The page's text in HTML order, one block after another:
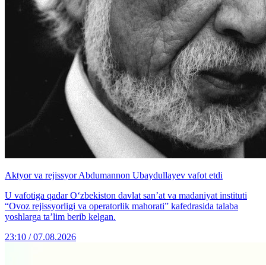
Aktyor va rejissyor Abdumannon Ubaydullayev vafot etdi
U vafotiga qadar O‘zbekiston davlat san’at va madaniyat instituti
“Ovoz rejissyorligi va operatorlik mahorati” kafedrasida talaba
yoshlarga ta’lim berib kelgan.
23:10 / 07.08.2026